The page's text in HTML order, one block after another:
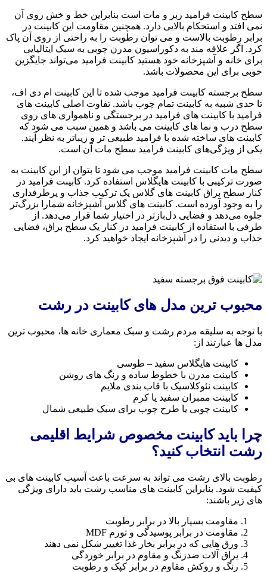
سطح کابینت فرامید زبر و مات است بنابراین خط و خش روی آن
نمی افتد و استحکام بالایی دارد. همچنین مقاومت این کابینت در
برابر رطوبت بالاست و می توان رطوبت را به راحتی از روی آن پاک
کرد. اگر علاقه مند به دکوراسیون مدرن چوبی به سبک ایتالیایی
برای خانه و آشپزخانه خود هستید کابینت فرامید می‌تواند جایگزین
خوبی برای این محصولات باشد.
سطح برجسته کابینت فرامید موجب شده تا این کابینت ام دی اف،
تا حدی شبیه به کابینت تمام چوب باشد. تفاوت اصلی کابینت های
فرامید با کابینت های فرامید در برجستگی و ناهمواری های روی
سطح درب و نما های کابینت می باشد و همین سبب می شود که
کابینت های ساخته شده با فرامید طبیعی تر و زیباتر به نظر آیند.
یکی از ویژگی‌های کابینت فرامید سطح مات آن است.
سطح مات کابینت فرامید موجب می شود تا بتوان از این کابینت به
صورت ترکیبی با کابینت هایگلاس استفاده کرد. کابینت فرامید در
کنار سطح براق کابینت های گلاس یک ترکیب جذاب و پرطرفداری
را به وجود آورده است. کابینت های گلاس آشپزخانه شمارا بزرگ‌تر
جلوه می‌دهد و فضایی دل‌بازتر در اختیار شما قرار می‌دهد. از
طرفی با استفاده از کابینت فرامید در کنار یک سطح براق، فضایی
جذاب و دیدنی را در آشپزخانه ایجاد خواهید کرد.
محبوب ترین مدل های کابینت در رشت
با توجه به سلیقه مردم رشت و سبک معماری خانه ها، محبوب ترین
مدل ها عبارتند از:
کابینت هایگلاس سفید – طوسی
کابینت مدرن با خطوط ساده و رنگ های روشن
کابینت نئوکلاسیک با قاب بندی ملایم
کابینت ممبران سفید یا کرم
کابینت چوبی یا طرح چوب برای سبک طبیعی شمال
چرا باید کابینت مخصوص شرایط اقلیمی
رشت انتخاب کنید؟
رطوبت بالای رشت می تواند به سرعت باعث آسیب کابینت های بی
کیفیت شود. بنابراین کابینت های مناسب رشت باید دارای ویژگی
های زیر باشند:
مقاومت بسیار بالا در برابر رطوبت
مقاومت در برابر پوسیدگی و تورم MDF
ورق هایی که در برابر بخار غذا تغییر شکل نمی دهند
یراق آلات ضدزنگ و مقاوم در برابر خوردگی
رنگ و روکش مقاوم در برابر کپک و رطوبت